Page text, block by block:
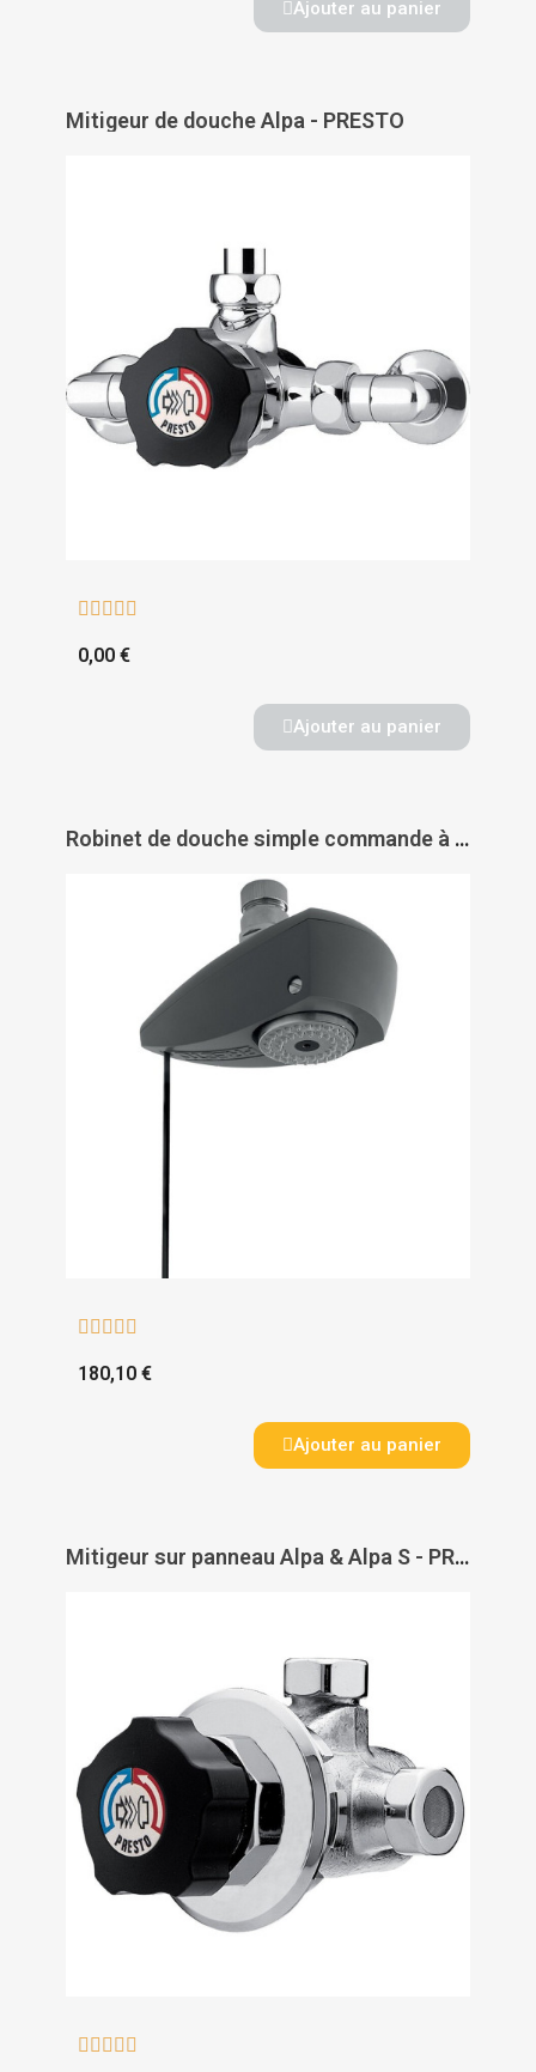
Ajouter au panier
Mitigeur de douche Alpa - PRESTO
    
0,00 €
Ajouter au panier
Robinet de douche simple commande à tirette DL 350 S - PRESTO
    
180,10 €
Ajouter au panier
Mitigeur sur panneau Alpa & Alpa S - PRESTO
    